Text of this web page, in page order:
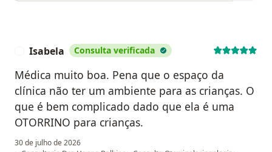
Isabela Consulta verificada
Médica muito boa. Pena que o espaço da
clínica não ter um ambiente para as crianças. O
que é bem complicado dado que ela é uma
OTORRINO para crianças.
30 de julho de 2026